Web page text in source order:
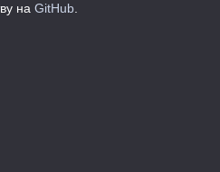
на GitHub.